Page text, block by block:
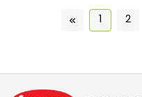
1 2